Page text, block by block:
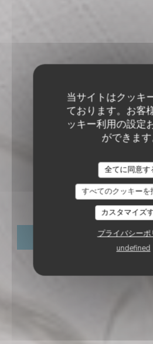
当サイトはクッキ
ております。お客
ッキー利用の設定
ができます
全てに同意す
すべてのクッキーを
カスタマイズ
プライバシーポ
undefined
レストラン - バー - ラウン
La
Brasserie
予約